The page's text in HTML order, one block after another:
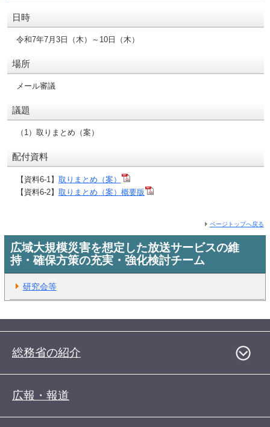
日時
令和7年7月3日（木）～10日（木）
場所
メール審議
議題
（1）取りまとめ（案）
配付資料
【資料6-1】 取りまとめ（案）
【資料6-2】 取りまとめ（案）概要版
ページトップへ戻る
広域大規模災害を想定した放送サービスの維
持・確保方策の充実・強化検討チーム
研究会等
総務省の紹介
広報・報道